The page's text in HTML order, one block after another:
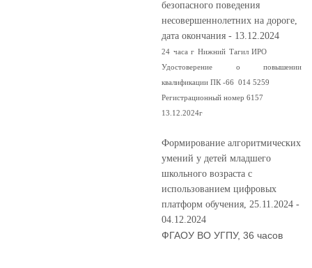
безопасного поведения
несовершеннолетних на дороге,
дата окончания - 13.12.2024
24 часа г Нижний Тагил ИРО
Удостоверение о повышении
квалификации ПК -66 014 5259
Регистрационный номер 6157
13.12.2024г
Формирование алгоритмических
умений у детей младшего
школьного возраста с
использованием цифровых
платформ обучения, 25.11.2024 -
04.12.2024
ФГАОУ ВО УГПУ, 36 часов